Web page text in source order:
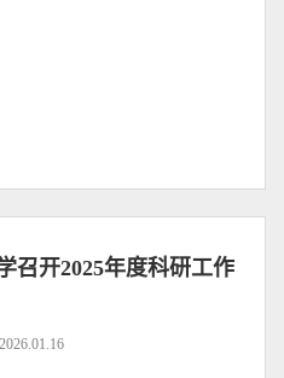
召开2025年度科研工作
2026.01.16